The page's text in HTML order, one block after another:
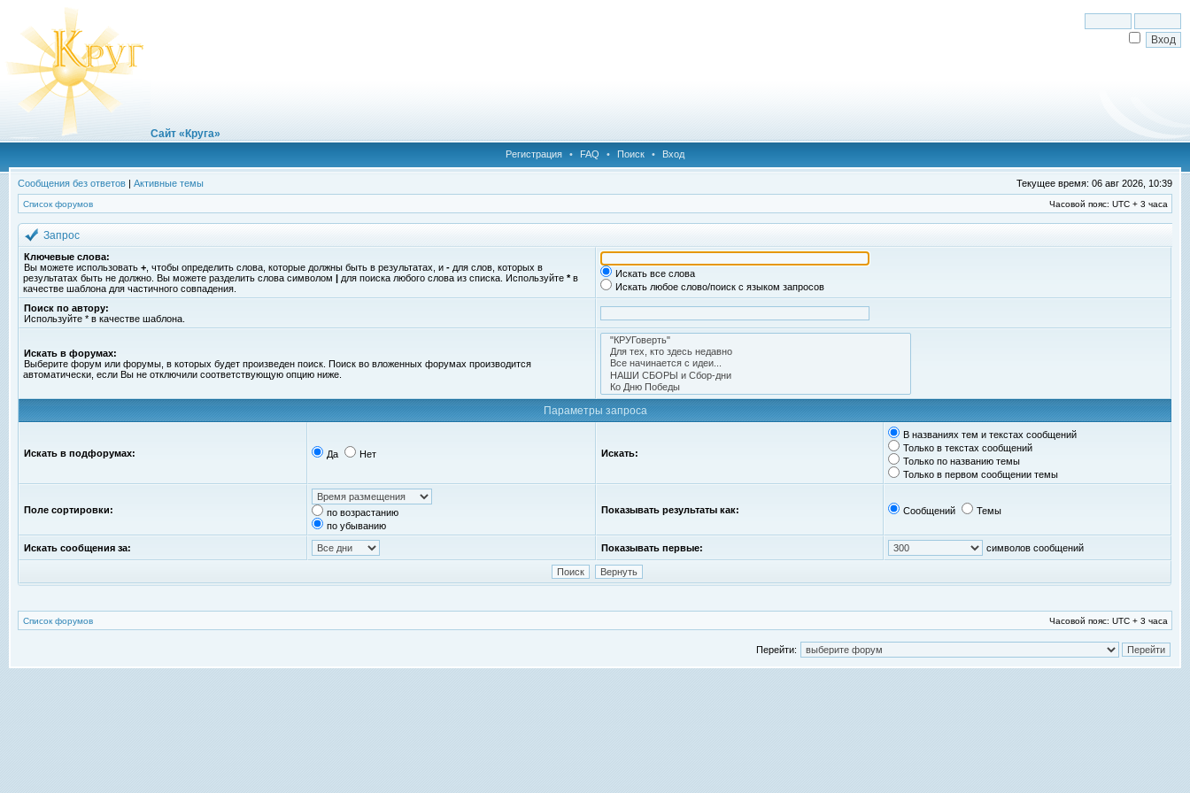
Сайт «Круга»
Регистрация • FAQ • Поиск • Вход
Сообщения без ответов | Активные темы Текущее время: 06 авг 2026, 10:39
Список форумов Часовой пояс: UTC + 3 часа
Запрос
Ключевые слова:
Вы можете использовать + , чтобы определить слова, которые должны быть в результатах, и - для слов, которых в
результатах быть не должно. Вы можете разделить слова символом | для поиска любого слова из списка. Используйте *в
качестве шаблона для частичного совпадения.
Искать все слова
Искать любое слово/поиск с языком запросов
Поиск по автору:
Используйте * в качестве шаблона.
Искать в форумах:
Выберите форум или форумы, в которых будет произведен поиск. Поиск во вложенных форумах производится
автоматически, если Вы не отключили соответствующую опцию ниже.
Параметры запроса
Искать в подфорумах: Да Нет Искать:
В названиях тем и текстах сообщений
Только в текстах сообщений
Только по названию темы
Только в первом сообщении темы
Поле сортировки:
по возрастанию
по убыванию
Показывать результаты как: Сообщений Темы
Искать сообщения за: Показывать первые: символов сообщений
Список форумов Часовой пояс: UTC + 3 часа
Перейти: